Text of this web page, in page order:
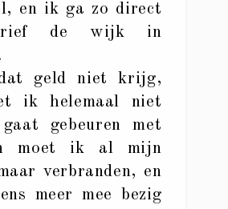
en ik ga zo direct
de wijk in
geld niet krijg,
ik helemaal niet
gebeuren met
moet ik al mijn
verbranden, en
meer mee bezig